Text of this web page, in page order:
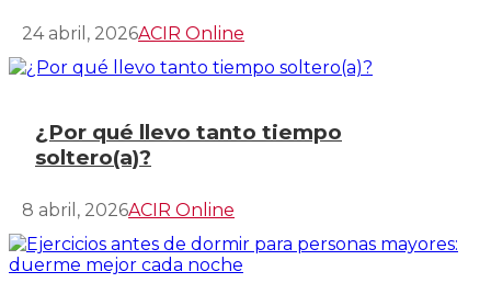
24 abril, 2026ACIR Online
¿Por qué llevo tanto tiempo
soltero(a)?
8 abril, 2026ACIR Online